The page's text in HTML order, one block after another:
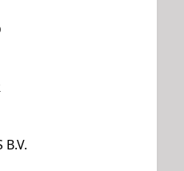
B.V.